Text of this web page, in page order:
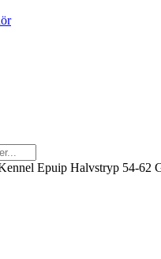
Epuip Halvstryp 54-62